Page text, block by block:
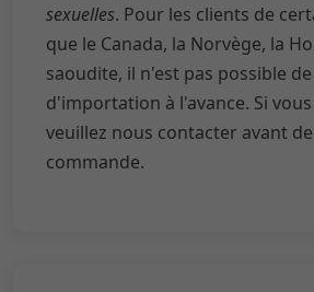
sexuelles. Pour les clients de
que le Canada, la Norvège, la
saoudite, il n'est pas possible
d'importation à l'avance. Si
veuillez nous contacter avant
commande.